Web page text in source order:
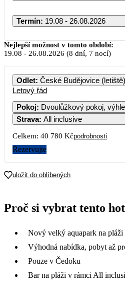
Termín: 19.08 - 26.08.2026
Nejlepší možnost v tomto období:
19.08 - 26.08.2026 (8 dní, 7 nocí)
Odlet: České Budějovice
Letový řád
Pokoj: Dvoulůžkový pokoj,
Strava: All inclusive
Celkem: 40 780 Kčpodrobnosti
Rezervujte
uložit do oblíbených
Proč si vybrat tento
Nový velký aquapark na pláži
Výhodná nabídka, pobyt až
Pouze v Čedoku
Bar na pláži v rámci All